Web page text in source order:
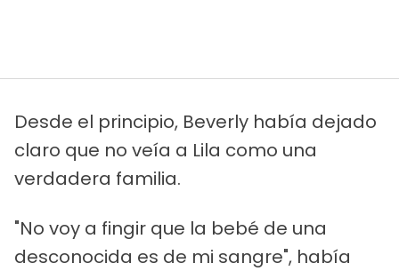
Desde el principio, Beverly había dejado
claro que no veía a Lila como una
verdadera familia.
"No voy a fingir que la bebé de una
desconocida es de mi sangre", había